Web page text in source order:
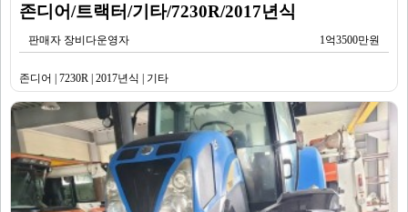
존디어/트랙터/기타/7230R/2017년식
판매자 장비다운영자 1억3500만원
존디어 | 7230R | 2017년식 | 기타